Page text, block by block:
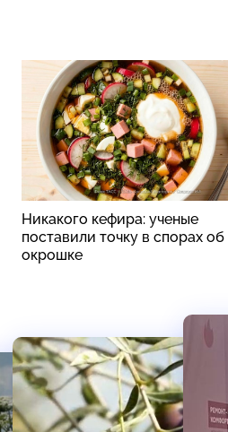
Никакого кефира: ученые
поставили точку в спорах об
окрошке